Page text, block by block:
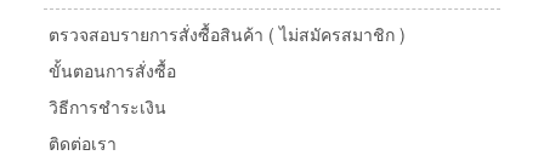
ตรวจสอบรายการสั่งซื้อสินค้า ( ไม่สมัครสมาชิก )
ขั้นตอนการสั่งซื้อ
วิธีการชำระเงิน
ติดต่อเรา